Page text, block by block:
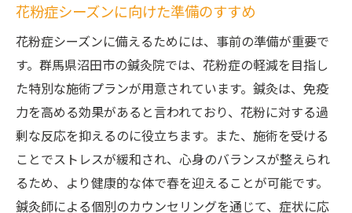
花粉症シーズンに向けた準備のすすめ
花粉症シーズンに備えるためには、事前の準備が重要で
す。群馬県沼田市の鍼灸院では、花粉症の軽減を目指し
た特別な施術プランが用意されています。鍼灸は、免疫
力を高める効果があると言われており、花粉に対する過
剰な反応を抑えるのに役立ちます。また、施術を受ける
ことでストレスが緩和され、心身のバランスが整えられ
るため、より健康的な体で春を迎えることが可能です。
鍼灸師による個別のカウンセリングを通じて、症状に応